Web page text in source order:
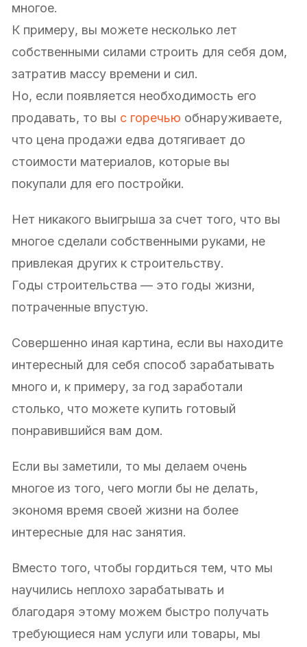
многое.
К примеру, вы можете несколько лет
собственными силами строить для себя дом,
затратив массу времени и сил.
Но, если появляется необходимость его
продавать, то вы с горечью обнаруживаете,
что цена продажи едва дотягивает до
стоимости материалов, которые вы
покупали для его постройки.
Нет никакого выигрыша за счет того, что вы
многое сделали собственными руками, не
привлекая других к строительству.
Годы строительства — это годы жизни,
потраченные впустую.
Совершенно иная картина, если вы находите
интересный для себя способ зарабатывать
много и, к примеру, за год заработали
столько, что можете купить готовый
понравившийся вам дом.
Если вы заметили, то мы делаем очень
многое из того, чего могли бы не делать,
экономя время своей жизни на более
интересные для нас занятия.
Вместо того, чтобы гордиться тем, что мы
научились неплохо зарабатывать и
благодаря этому можем быстро получать
требующиеся нам услуги или товары, мы